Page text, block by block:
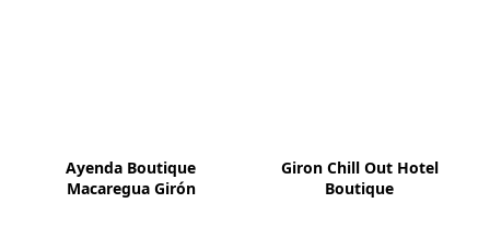
Ayenda Boutique
Macaregua Girón
Giron Chill Out Hotel
Boutique